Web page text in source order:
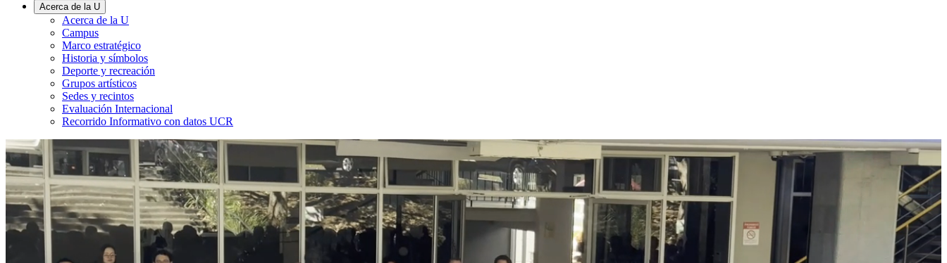
Acerca de la U
Acerca de la U
Campus
Marco estratégico
Historia y símbolos
Deporte y recreación
Grupos artísticos
Sedes y recintos
Evaluación Internacional
Recorrido Informativo con datos UCR